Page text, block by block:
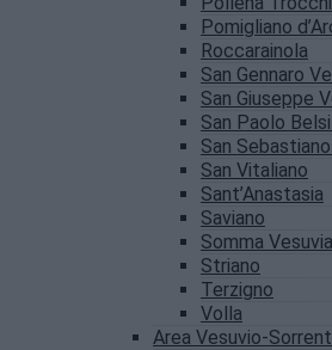
Pomigliano
Roccarainola
San Gennaro
San Giuseppe
San Paolo
San
San Vitaliano
Sant’Anastasia
Saviano
Somma
Striano
Terzigno
Volla
Area Vesuvio-